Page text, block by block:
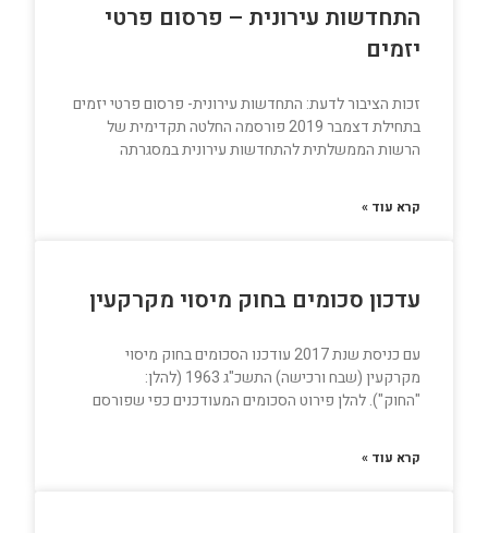
התחדשות עירונית – פרסום פרטי
יזמים
זכות הציבור לדעת: התחדשות עירונית- פרסום פרטי יזמים
בתחילת דצמבר 2019 פורסמה החלטה תקדימית של
הרשות הממשלתית להתחדשות עירונית במסגרתה
קרא עוד »
עדכון סכומים בחוק מיסוי מקרקעין
עם כניסת שנת 2017 עודכנו הסכומים בחוק מיסוי
מקרקעין (שבח ורכישה) התשכ"ג 1963 (להלן:
"החוק"). להלן פירוט הסכומים המעודכנים כפי שפורסם
קרא עוד »